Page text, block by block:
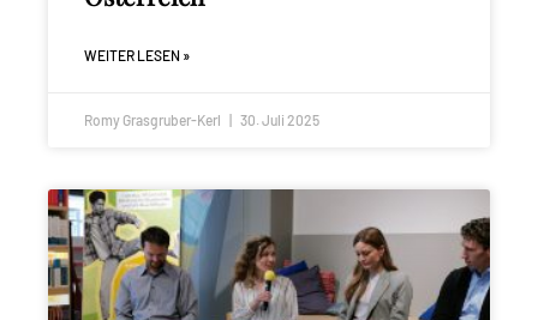
WEITER LESEN »
Romy Grasgruber-Kerl 30. Juli 2025